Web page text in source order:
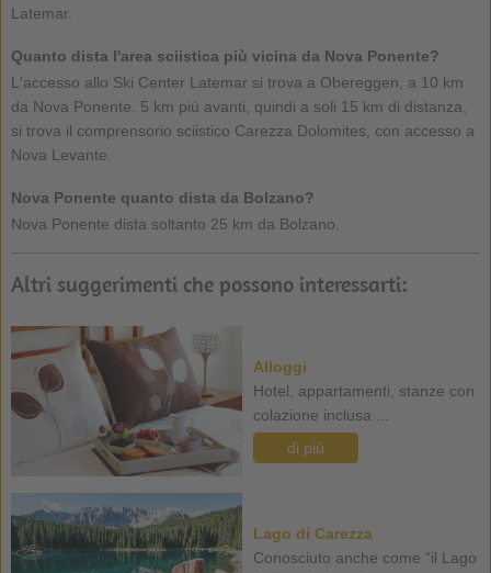
Latemar.
Quanto dista l'area sciistica più vicina da Nova Ponente?
L'accesso allo Ski Center Latemar si trova a Obereggen, a 10 km
da Nova Ponente. 5 km più avanti, quindi a soli 15 km di distanza,
si trova il comprensorio sciistico Carezza Dolomites, con accesso a
Nova Levante.
Nova Ponente quanto dista da Bolzano?
Nova Ponente dista soltanto 25 km da Bolzano.
Altri suggerimenti che possono interessarti:
Alloggi
Hotel, appartamenti, stanze con
colazione inclusa ...
di più
Lago di Carezza
Conosciuto anche come “il Lago